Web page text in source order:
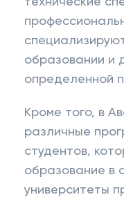
образовании и
определенной
Кроме того, в
различные
студентов,
образование в
университеты